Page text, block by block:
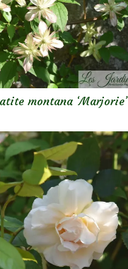
montana ‘Marjorie’